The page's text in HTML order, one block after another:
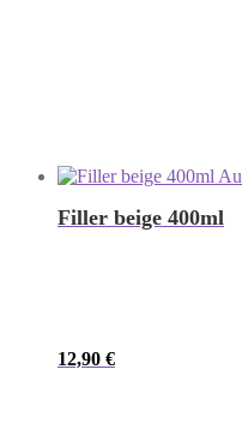
Filler beige 400ml
12,90 €